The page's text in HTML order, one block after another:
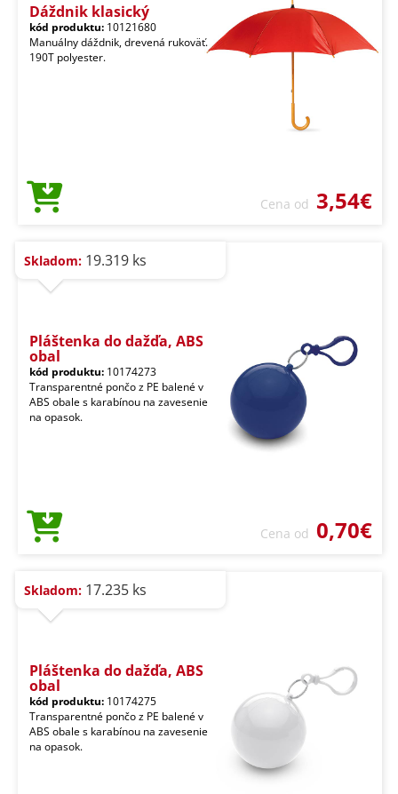
Dáždnik klasický
kód produktu: 10121680
Manuálny dáždnik, drevená rukoväť.
190T polyester.
Cena od 3,54€
Skladom: 19.319 ks
Pláštenka do dažďa, ABS
obal
kód produktu: 10174273
Transparentné pončo z PE balené v
ABS obale s karabínou na zavesenie
na opasok.
Cena od 0,70€
Skladom: 17.235 ks
Pláštenka do dažďa, ABS
obal
kód produktu: 10174275
Transparentné pončo z PE balené v
ABS obale s karabínou na zavesenie
na opasok.